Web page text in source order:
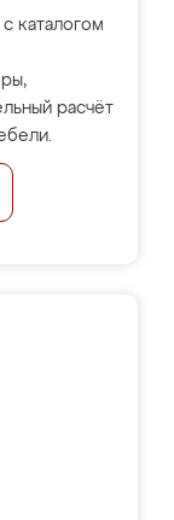
каталогом
расчёт